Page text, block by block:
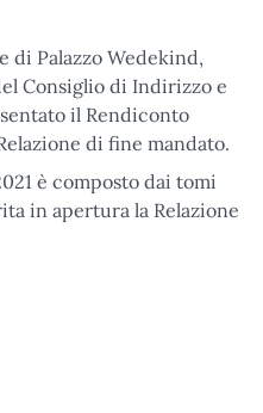
di Palazzo Wedekind,
Consiglio di Indirizzo e
il Rendiconto
di fine mandato.
è composto dai tomi
in apertura la Relazione